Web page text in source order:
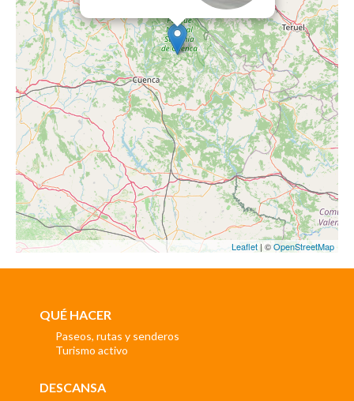
Leaflet | ©OpenStreetMap
QUÉ HACER
Paseos, rutas y senderos
Turismo activo
DESCANSA